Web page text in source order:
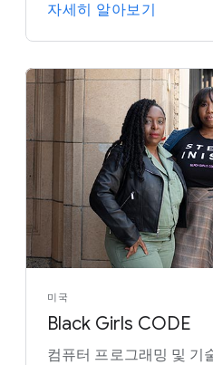
자세히 알아보기
미국
Black Girls CODE
컴퓨터 프로그래밍 및 기